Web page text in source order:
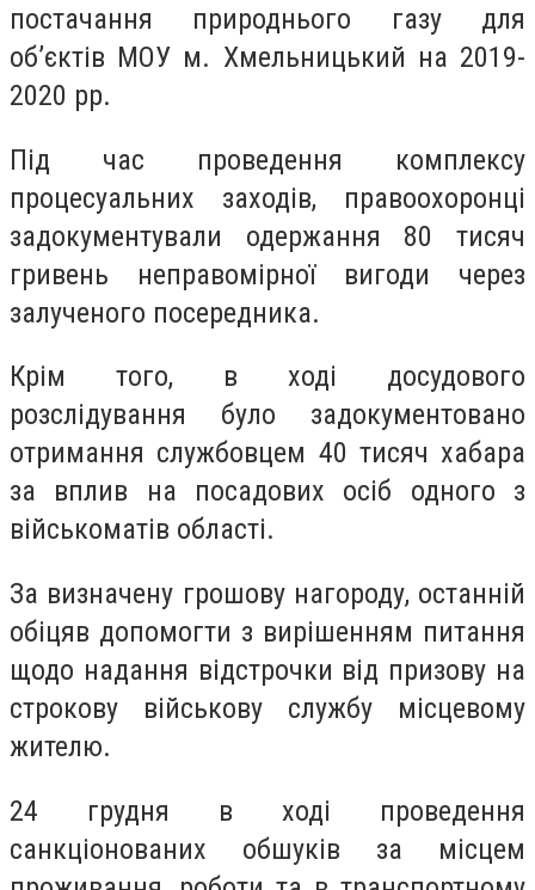
постачання природнього газу для
об’єктів МОУ м. Хмельницький на 2019-
2020 рр.
Під час проведення комплексу
процесуальних заходів, правоохоронці
задокументували одержання 80 тисяч
гривень неправомірної вигоди через
залученого посередника.
Крім того, в ході досудового
розслідування було задокументовано
отримання службовцем 40 тисяч хабара
за вплив на посадових осіб одного з
військоматів області.
За визначену грошову нагороду, останній
обіцяв допомогти з вирішенням питання
щодо надання відстрочки від призову на
строкову військову службу місцевому
жителю.
24 грудня в ході проведення
санкціонованих обшуків за місцем